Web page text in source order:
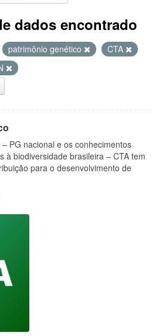
dados encontrado
patrimônio genético
CTA
PG nacional e os conhecimentos
à biodiversidade brasileira – CTA tem
para o desenvolvimento de